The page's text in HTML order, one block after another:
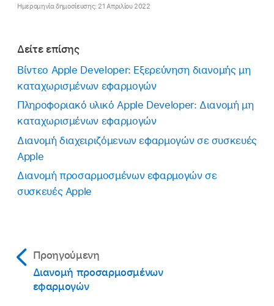
Ημερομηνία δημοσίευσης: 21 Απριλίου 2022
Δείτε επίσης
Βίντεο Apple Developer: Εξερεύνηση διανομής μη
καταχωρισμένων εφαρμογών
Πληροφοριακό υλικό Apple Developer: Διανομή μη
καταχωρισμένων εφαρμογών
Διανομή διαχειριζόμενων εφαρμογών σε συσκευές
Apple
Διανομή προσαρμοσμένων εφαρμογών σε
συσκευές Apple
Προηγούμενη
Διανομή προσαρμοσμένων
εφαρμογών